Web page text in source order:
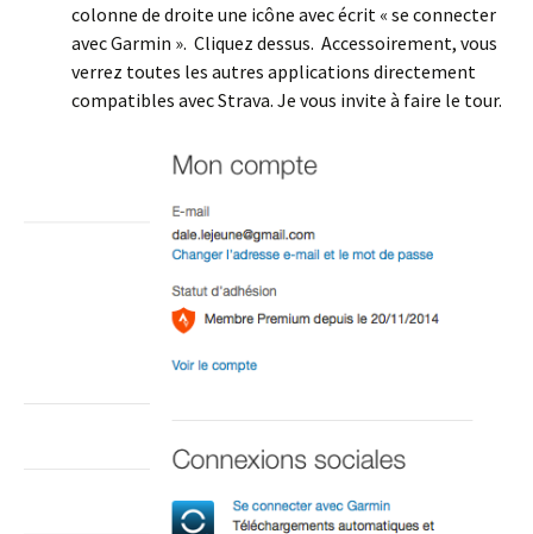
colonne de droite une icône avec écrit « se connecter
avec Garmin ». Cliquez dessus. Accessoirement, vous
verrez toutes les autres applications directement
compatibles avec Strava. Je vous invite à faire le tour.